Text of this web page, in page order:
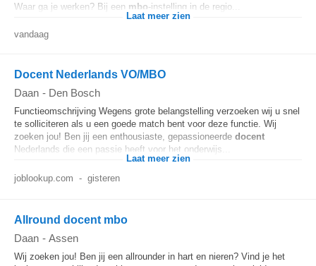
Waar ga je werken? Bij een mbo-instelling in de regio...
Laat meer zien
vandaag
Docent Nederlands VO/MBO
Daan - Den Bosch
Functieomschrijving Wegens grote belangstelling verzoeken wij u snel
te solliciteren als u een goede match bent voor deze functie. Wij
zoeken jou! Ben jij een enthousiaste, gepassioneerde docent
Nederlands die een passie heeft voor het onderwijs...
Laat meer zien
joblookup.com - gisteren
Allround docent mbo
Daan - Assen
Wij zoeken jou! Ben jij een allrounder in hart en nieren? Vind je het